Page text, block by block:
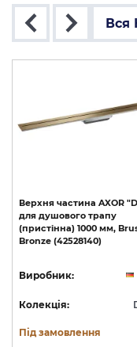
Вся
Верхня частина AXOR
для душового трапу
(пристінна) 1000 мм,
Bronze (42528140)
Виробник:
Колекція:
Під замовлення